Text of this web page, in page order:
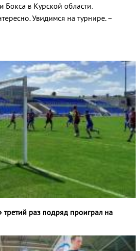
Бокса в Курской области.
Увидимся на турнире. –
третий раз подряд проиграл на